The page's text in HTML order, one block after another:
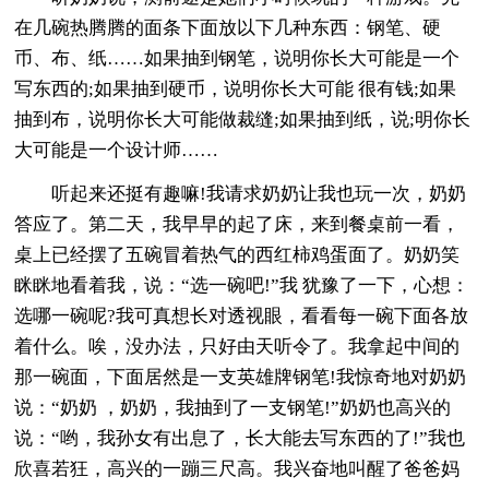
在几碗热腾腾的面条下面放以下几种东西：钢笔、硬
币、布、纸……如果抽到钢笔，说明你长大可能是一个
写东西的;如果抽到硬币，说明你长大可能 很有钱;如果
抽到布，说明你长大可能做裁缝;如果抽到纸，说;明你长
大可能是一个设计师……
听起来还挺有趣嘛!我请求奶奶让我也玩一次，奶奶
答应了。第二天，我早早的起了床，来到餐桌前一看，
桌上已经摆了五碗冒着热气的西红柿鸡蛋面了。奶奶笑
眯眯地看着我，说：“选一碗吧!”我 犹豫了一下，心想：
选哪一碗呢?我可真想长对透视眼，看看每一碗下面各放
着什么。唉，没办法，只好由天听令了。我拿起中间的
那一碗面，下面居然是一支英雄牌钢笔!我惊奇地对奶奶
说：“奶奶 ，奶奶，我抽到了一支钢笔!”奶奶也高兴的
说：“哟，我孙女有出息了，长大能去写东西的了!”我也
欣喜若狂，高兴的一蹦三尺高。我兴奋地叫醒了爸爸妈